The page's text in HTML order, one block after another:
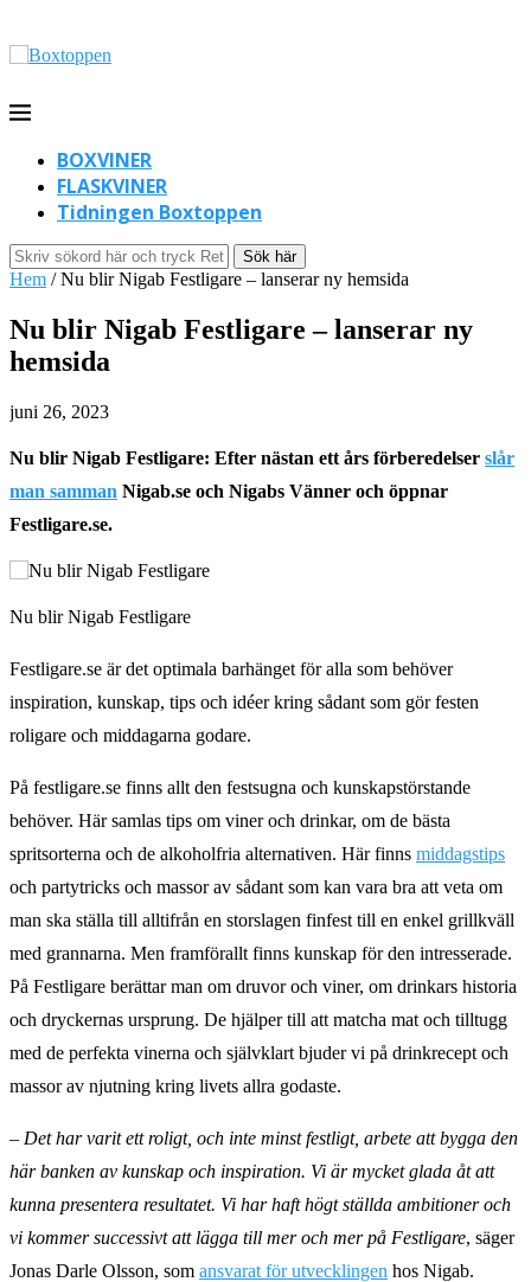
BOXVINER
FLASKVINER
Tidningen Boxtoppen
Sök här
Hem /Nu blir Nigab Festligare – lanserar ny hemsida
Nu blir Nigab Festligare – lanserar ny
hemsida
juni 26, 2023
Nu blir Nigab Festligare: Efter nästan ett års förberedelser slår
man samman Nigab.se och Nigabs Vänner och öppnar
Festligare.se.
Nu blir Nigab Festligare
Festligare.se är det optimala barhänget för alla som behöver
inspiration, kunskap, tips och idéer kring sådant som gör festen
roligare och middagarna godare.
På festligare.se finns allt den festsugna och kunskapstörstande
behöver. Här samlas tips om viner och drinkar, om de bästa
spritsorterna och de alkoholfria alternativen. Här finns middagstips
och partytricks och massor av sådant som kan vara bra att veta om
man ska ställa till alltifrån en storslagen finfest till en enkel grillkväll
med grannarna. Men framförallt finns kunskap för den intresserade.
På Festligare berättar man om druvor och viner, om drinkars historia
och dryckernas ursprung. De hjälper till att matcha mat och tilltugg
med de perfekta vinerna och självklart bjuder vi på drinkrecept och
massor av njutning kring livets allra godaste.
– Det har varit ett roligt, och inte minst festligt, arbete att bygga den
här banken av kunskap och inspiration. Vi är mycket glada åt att
kunna presentera resultatet. Vi har haft högt ställda ambitioner och
vi kommer successivt att lägga till mer och mer på Festligare, säger
Jonas Darle Olsson, som ansvarat för utvecklingen hos Nigab.